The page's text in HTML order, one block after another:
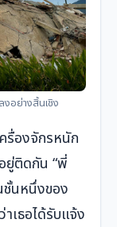
อย่างสิ้นเชิง
รื่องจักรหนัก
ยู่ติดกัน “พี่
ชั้นหนึ่งของ
เธอได้รับแจ้ง